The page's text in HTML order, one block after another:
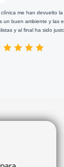
la confianza en los
explicaciones de los
justo lo que esperaba.